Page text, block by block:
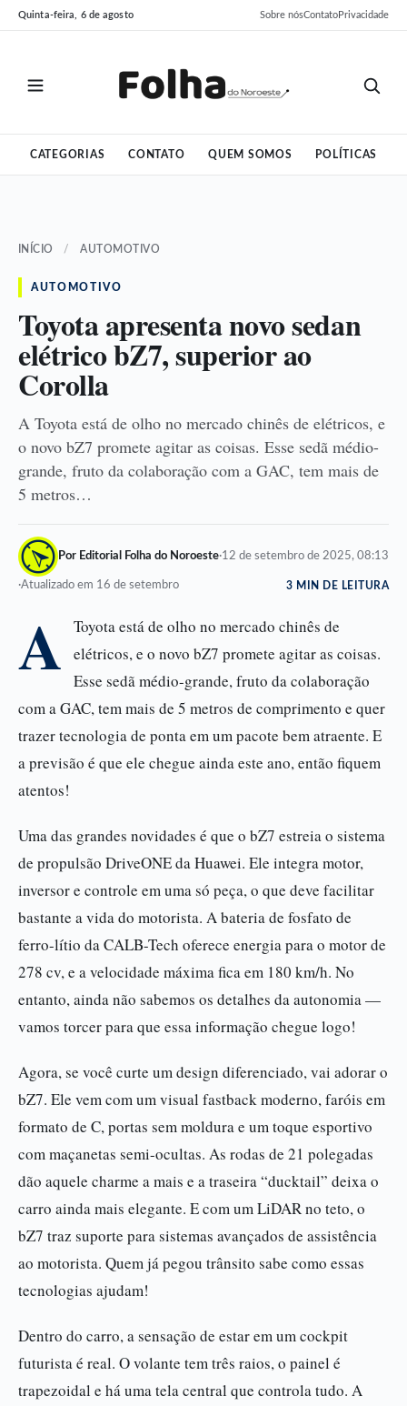
Pular
para
Pular
para
Quinta-feira, 6 de agosto Sobre nósContatoPrivacidade
CATEGORIAS CONTATO QUEM SOMOS POLÍTICAS
INÍCIO / AUTOMOTIVO
AUTOMOTIVO
Toyota apresenta novo sedan
elétrico bZ7, superior ao
Corolla
A Toyota está de olho no mercado chinês de elétricos, e
o novo bZ7 promete agitar as coisas. Esse sedã médio-
grande, fruto da colaboração com a GAC, tem mais de
5 metros…
Por Editorial Folha do Noroeste·12 de setembro de 2025, 08:13
·Atualizado em 16 de setembro 3 MIN DE LEITURA
A
Toyota está de olho no mercado chinês de
elétricos, e o novo bZ7 promete agitar as coisas.
Esse sedã médio-grande, fruto da colaboração
com a GAC, tem mais de 5 metros de comprimento e quer
trazer tecnologia de ponta em um pacote bem atraente. E
a previsão é que ele chegue ainda este ano, então fiquem
atentos!
Uma das grandes novidades é que o bZ7 estreia o sistema
de propulsão DriveONE da Huawei. Ele integra motor,
inversor e controle em uma só peça, o que deve facilitar
bastante a vida do motorista. A bateria de fosfato de
ferro-lítio da CALB-Tech oferece energia para o motor de
278 cv, e a velocidade máxima fica em 180 km/h. No
entanto, ainda não sabemos os detalhes da autonomia —
vamos torcer para que essa informação chegue logo!
Agora, se você curte um design diferenciado, vai adorar o
bZ7. Ele vem com um visual fastback moderno, faróis em
formato de C, portas sem moldura e um toque esportivo
com maçanetas semi-ocultas. As rodas de 21 polegadas
dão aquele charme a mais e a traseira “ducktail” deixa o
carro ainda mais elegante. E com um LiDAR no teto, o
bZ7 traz suporte para sistemas avançados de assistência
ao motorista. Quem já pegou trânsito sabe como essas
tecnologias ajudam!
Dentro do carro, a sensação de estar em um cockpit
futurista é real. O volante tem três raios, o painel é
trapezoidal e há uma tela central que controla tudo. A